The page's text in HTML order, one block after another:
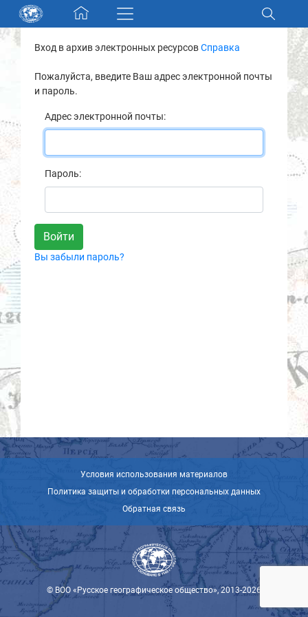
Skip navigation
Разделы и коллекции
Электронный каталог
Новости
О нас
Контакты
Партнеры
Вход в архив электронных ресурсовСправка
Пожалуйста, введите Ваш адрес электронной почты
и пароль.
Адрес электронной почты:
Пароль:
Вы забыли пароль?
Условия использования материалов
Политика защиты и обработки персональных данных
Обратная связь
© ВОО «Русское географическое общество», 2013-2026